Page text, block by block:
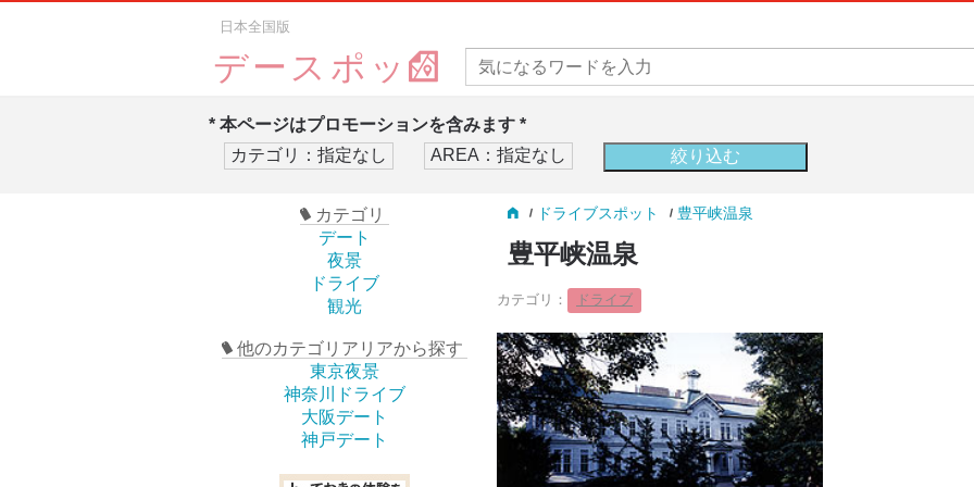
日本全国版
デースポッ
* 本ページはプロモーションを含みます *
カテゴリ
デート
夜景
ドライブ
観光
他のカテゴリアリアから探す
東京夜景
神奈川ドライブ
大阪デート
神戸デート
ドライブスポット 豊平峡温泉
豊平峡温泉
カテゴリ： ドライブ